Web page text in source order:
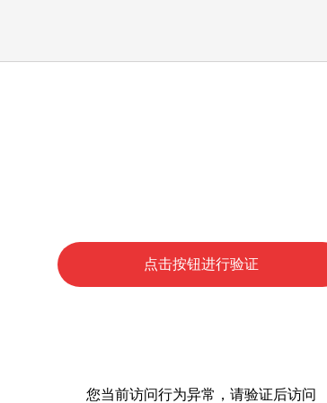
点击按钮进行验证
您当前访问行为异常，请验证后访问